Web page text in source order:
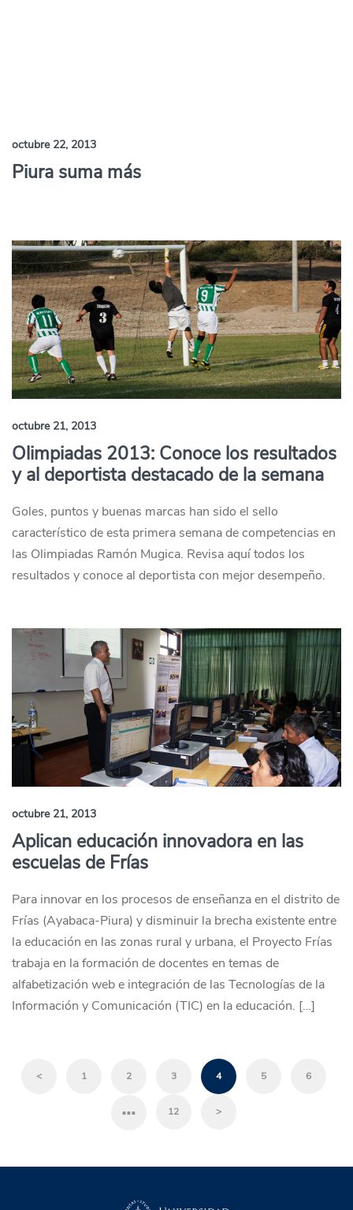
octubre 22, 2013
Piura suma más
octubre 21, 2013
Olimpiadas 2013: Conoce los resultados
y al deportista destacado de la semana
Goles, puntos y buenas marcas han sido el sello
característico de esta primera semana de competencias en
las Olimpiadas Ramón Mugica. Revisa aquí todos los
resultados y conoce al deportista con mejor desempeño.
octubre 21, 2013
Aplican educación innovadora en las
escuelas de Frías
Para innovar en los procesos de enseñanza en el distrito de
Frías (Ayabaca-Piura) y disminuir la brecha existente entre
la educación en las zonas rural y urbana, el Proyecto Frías
trabaja en la formación de docentes en temas de
alfabetización web e integración de las Tecnologías de la
Información y Comunicación (TIC) en la educación. […]
< 1 2 3 4 5 6
… 12 >